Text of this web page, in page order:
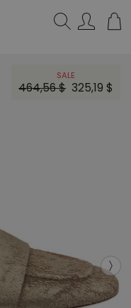
SALE
464,56 $ 325,19 $